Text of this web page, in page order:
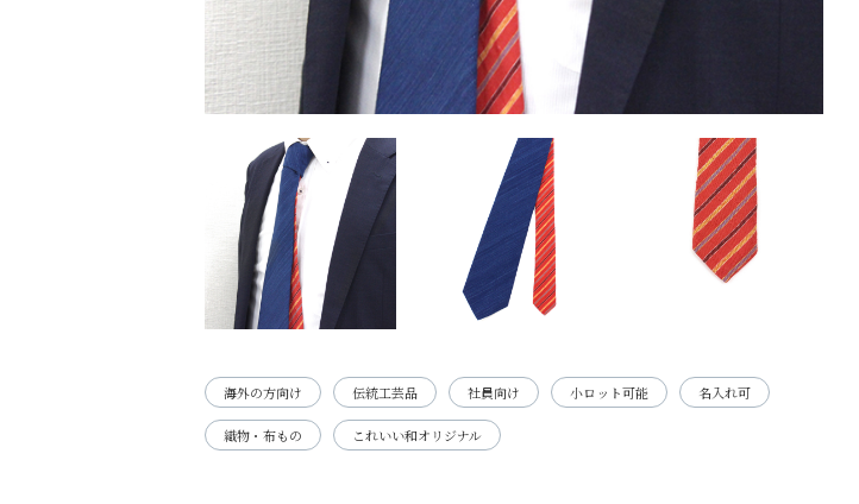
海外の方向け 伝統工芸品 社員向け 小ロット可能 名入れ可
織物・布もの これいい和オリジナル